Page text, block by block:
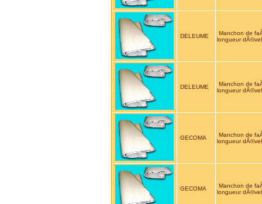
DELEUME
Manchon de
longueur
DELEUME
Manchon de
longueur
GECOMA
Manchon de
longueur
GECOMA
Manchon de
longueur